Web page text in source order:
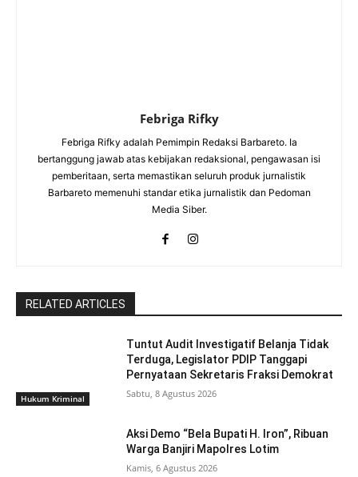
Febriga Rifky
Febriga Rifky adalah Pemimpin Redaksi Barbareto. Ia
bertanggung jawab atas kebijakan redaksional, pengawasan isi
pemberitaan, serta memastikan seluruh produk jurnalistik
Barbareto memenuhi standar etika jurnalistik dan Pedoman
Media Siber.
RELATED ARTICLES
Hukum Kriminal
Tuntut Audit Investigatif Belanja Tidak
Terduga, Legislator PDIP Tanggapi
Pernyataan Sekretaris Fraksi Demokrat
Sabtu, 8 Agustus 2026
Aksi Demo “Bela Bupati H. Iron”, Ribuan
Warga Banjiri Mapolres Lotim
Kamis, 6 Agustus 2026